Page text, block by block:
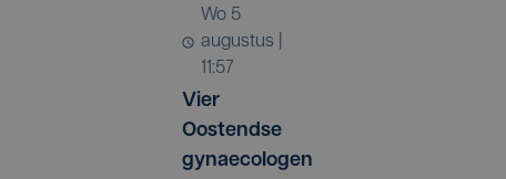
wo 5
augustus |
11:57
Vier
Oostendse
gynaecologen